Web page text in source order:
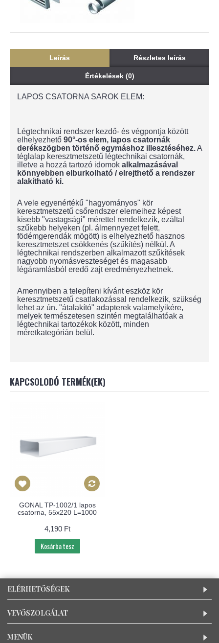
Leírás Részletes leírás
Értékelések (0)
LAPOS CSATORNA SAROK ELEM:
Légtechnikai rendszer kezdő- és végpontja között
elhelyezhető 90°-os elem, lapos csatornák
derékszögben történő egymáshoz illesztéséhez.A
téglalap keresztmetszetű légtechnikai csatornák,
illetve a hozzá tartozó idomok alkalmazásával
könnyebben elburkolható / elrejthető a rendszer
alakítható ki.
A vele egyenértékű "hagyományos" kör
keresztmetszetű csőrendszer elemeihez képest
kisebb "vastagsági" mérettel rendelkezik, ezáltal
szűkebb helyeken (pl. álmennyezet felett,
födémgerendák mögött) is elhelyezhető hasznos
keresztmetszet csökkenés (szűkítés) nélkül. A
légtechnikai rendszerben alkalmazott szűkítések
nagyobb nyomásveszteséget és magasabb
légáramlásból eredő zajt eredményezhetnek.
Amennyiben a telepíteni kívánt eszköz kör
keresztmetszetű csatlakozással rendelkezik, szükség
lehet az ún. "átalakító" adapterek valamelyikére,
melyek természetesen szintén megtalálhatóak a
légtechnikai tartozékok között, minden
méretkategórián belül.
KAPCSOLODÓ TERMÉK(EK)
GONAL TP-1002/1 lapos
csatorna, 55x220 L=1000
4,190 Ft
Kosárba tesz
ELÉRHETŐSÉGEK
VEVŐSZOLGÁLAT
MENÜK